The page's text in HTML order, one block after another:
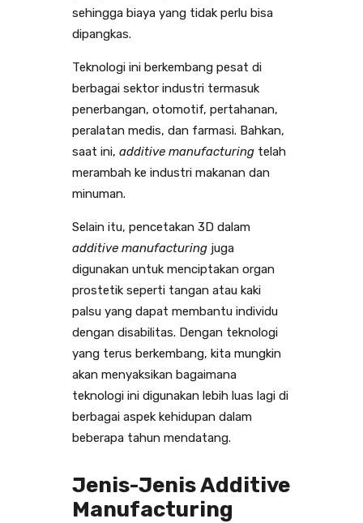
sehingga biaya yang tidak perlu bisa
dipangkas.
Teknologi ini berkembang pesat di
berbagai sektor industri termasuk
penerbangan, otomotif, pertahanan,
peralatan medis, dan farmasi. Bahkan,
saat ini, additive manufacturing telah
merambah ke industri makanan dan
minuman.
Selain itu, pencetakan 3D dalam
additive manufacturing juga
digunakan untuk menciptakan organ
prostetik seperti tangan atau kaki
palsu yang dapat membantu individu
dengan disabilitas. Dengan teknologi
yang terus berkembang, kita mungkin
akan menyaksikan bagaimana
teknologi ini digunakan lebih luas lagi di
berbagai aspek kehidupan dalam
beberapa tahun mendatang.
Jenis-Jenis Additive
Manufacturing